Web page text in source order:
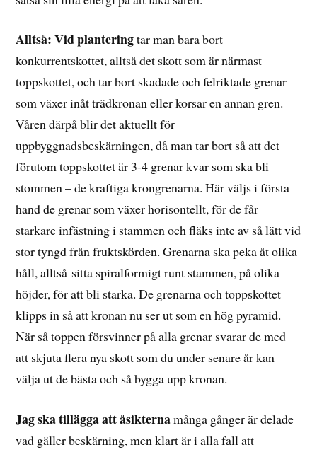
Alltså: Vid planteringtar man bara bort
konkurrentskottet, alltså det skott som är närmast
toppskottet, och tar bort skadade och felriktade grenar
som växer inåt trädkronan eller korsar en annan gren.
Våren därpå blir det aktuellt för
uppbyggnadsbeskärningen, då man tar bort så att det
förutom toppskottet är 3-4 grenar kvar som ska bli
stommen – de kraftiga krongrenarna. Här väljs i första
hand de grenar som växer horisontellt, för de får
starkare infästning i stammen och fläks inte av så lätt vid
stor tyngd från fruktskörden. Grenarna ska peka åt olika
håll, alltså sitta spiralformigt runt stammen, på olika
höjder, för att bli starka. De grenarna och toppskottet
klipps in så att kronan nu ser ut som en hög pyramid.
När så toppen försvinner på alla grenar svarar de med
att skjuta flera nya skott som du under senare år kan
välja ut de bästa och så bygga upp kronan.
Jag ska tillägga att åsikternamånga gånger är delade
vad gäller beskärning, men klart är i alla fall att